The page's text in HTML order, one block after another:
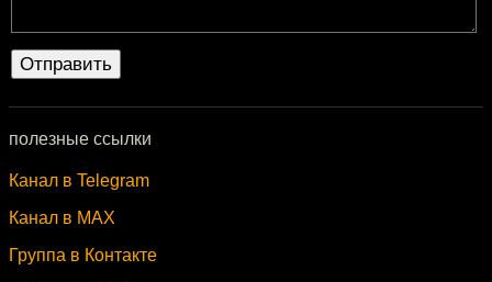
полезные ссылки
Канал в Telegram
Канал в MAX
Группа в Контакте